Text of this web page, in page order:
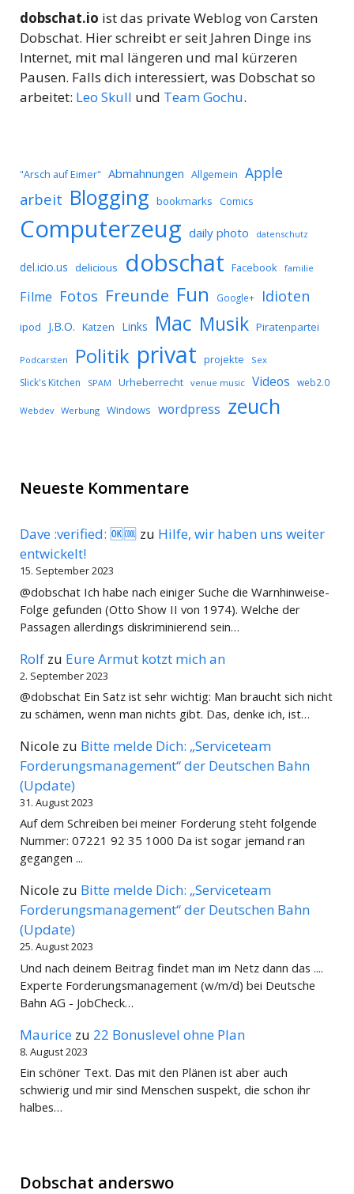
dobschat.io ist das private Weblog von Carsten
Dobschat. Hier schreibt er seit Jahren Dinge ins
Internet, mit mal längeren und mal kürzeren
Pausen. Falls dich interessiert, was Dobschat so
arbeitet: Leo Skull und Team Gochu.
"Arsch auf Eimer" Abmahnungen Allgemein Apple
arbeit Blogging bookmarks Comics
Computerzeug daily photo datenschutz
del.icio.us delicious dobschat Facebook familie
Filme Fotos Freunde Fun Google+ Idioten
ipod J.B.O. Katzen Links Mac Musik Piratenpartei
Podcarsten Politik privat projekte Sex
Slick's Kitchen SPAM Urheberrecht venue music Videos web2.0
Webdev Werbung Windows wordpress zeuch
Neueste Kommentare
Dave :verified: 🆗🆒 zu Hilfe, wir haben uns weiter
entwickelt!
15. September 2023
@dobschat Ich habe nach einiger Suche die Warnhinweise-
Folge gefunden (Otto Show II von 1974). Welche der
Passagen allerdings diskriminierend sein…
Rolf zu Eure Armut kotzt mich an
2. September 2023
@dobschat Ein Satz ist sehr wichtig: Man braucht sich nicht
zu schämen, wenn man nichts gibt. Das, denke ich, ist…
Nicole zu Bitte melde Dich: „Serviceteam
Forderungsmanagement“ der Deutschen Bahn
(Update)
31. August 2023
Auf dem Schreiben bei meiner Forderung steht folgende
Nummer: 07221 92 35 1000 Da ist sogar jemand ran
gegangen ...
Nicole zu Bitte melde Dich: „Serviceteam
Forderungsmanagement“ der Deutschen Bahn
(Update)
25. August 2023
Und nach deinem Beitrag findet man im Netz dann das ....
Experte Forderungsmanagement (w/m/d) bei Deutsche
Bahn AG - JobCheck…
Maurice zu 22 Bonuslevel ohne Plan
8. August 2023
Ein schöner Text. Das mit den Plänen ist aber auch
schwierig und mir sind Menschen suspekt, die schon ihr
halbes…
Dobschat anderswo